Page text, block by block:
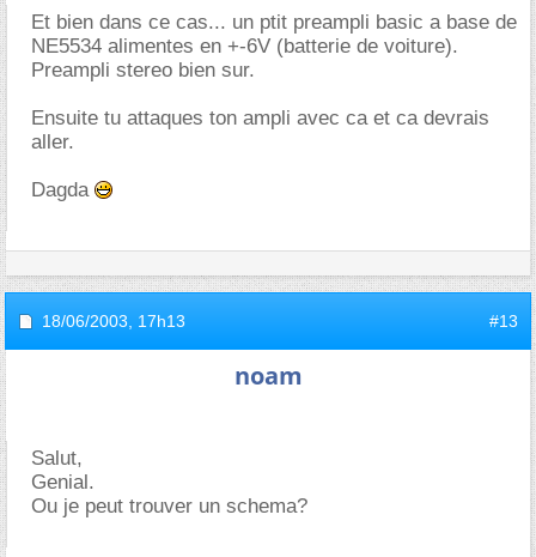
Et bien dans ce cas... un ptit preampli basic a base de
NE5534 alimentes en +-6V (batterie de voiture).
Preampli stereo bien sur.
Ensuite tu attaques ton ampli avec ca et ca devrais
aller.
Dagda
18/06/2003, 17h13 #13
noam
Salut,
Genial.
Ou je peut trouver un schema?